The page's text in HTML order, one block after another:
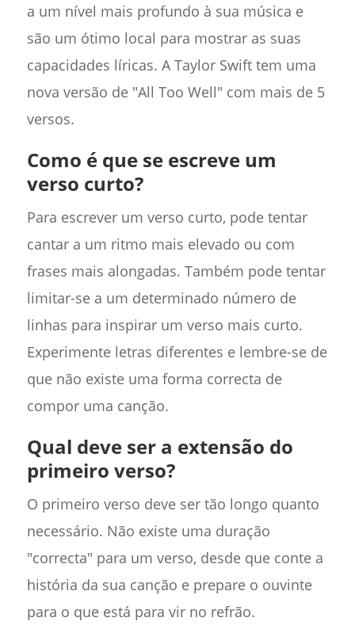
a um nível mais profundo à sua música e
são um ótimo local para mostrar as suas
capacidades líricas. A Taylor Swift tem uma
nova versão de "All Too Well" com mais de 5
versos.
Como é que se escreve um
verso curto?
Para escrever um verso curto, pode tentar
cantar a um ritmo mais elevado ou com
frases mais alongadas. Também pode tentar
limitar-se a um determinado número de
linhas para inspirar um verso mais curto.
Experimente letras diferentes e lembre-se de
que não existe uma forma correcta de
compor uma canção.
Qual deve ser a extensão do
primeiro verso?
O primeiro verso deve ser tão longo quanto
necessário. Não existe uma duração
"correcta" para um verso, desde que conte a
história da sua canção e prepare o ouvinte
para o que está para vir no refrão.